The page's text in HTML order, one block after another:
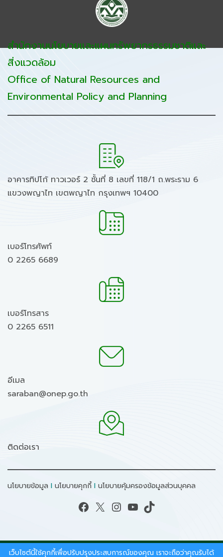
สำนักงานนโยบายและแผนทรัพยากรธรรมชาติและ
สิ่งแวดล้อม
Office of Natural Resources and
Environmental Policy and Planning
อาคารทิปโก้ ทาวเวอร์ 2 ชั้นที่ 8 เลขที่ 118/1 ถ.พระราม 6
แขวงพญาไท เขตพญาไท กรุงเทพฯ 10400
เบอร์โทรศัพท์
0 2265 6689
เบอร์โทรสาร
0 2265 6511
อีเมล
saraban@onep.go.th
ติดต่อเรา
นโยบายข้อมูล I นโยบายคุกกี้ I นโยบายคุ้มครองข้อมูลส่วนบุคคล
Facebook X Instagram YouTube TikTok
เว็บไซต์นี้ใช้คุกกี้เพื่อปรับปรุงประสบการณ์ของคุณ เราจะถือว่าคุณรับได้